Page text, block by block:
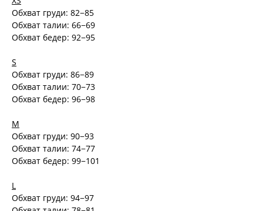
Обхват груди: 82−85
Обхват талии: 66−69
Обхват бедер: 92−95
S
Обхват груди: 86−89
Обхват талии: 70−73
Обхват бедер: 96−98
M
Обхват груди: 90−93
Обхват талии: 74−77
Обхват бедер: 99−101
L
Обхват груди: 94−97